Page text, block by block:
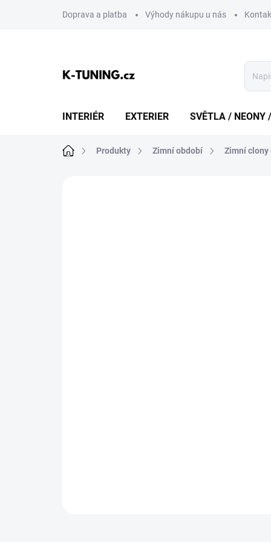
Doprava a platba Výhody nákupu u nás
INTERIÉR EXTERIER SVĚTLA / NEONY
Domů Produkty Zimní období Zimní clony